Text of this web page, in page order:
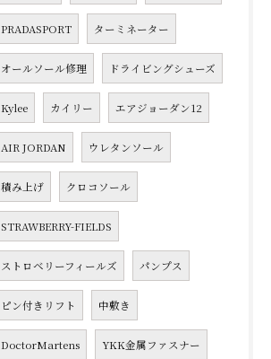
PRADASPORT ターミネーター
オールソール修理 ドライビングシューズ
Kylee カイリー エアジョーダン12
AIR JORDAN ウレタンソール
積み上げ クロコソール
STRAWBERRY-FIELDS
ストロベリーフィールズ パンプス
ピン付きリフト 中敷き
DoctorMartens YKK金属ファスナー